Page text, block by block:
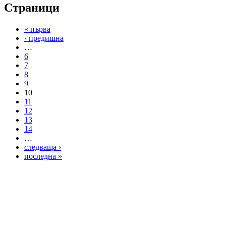
Страници
« първа
‹ предишна
…
6
7
8
9
10
11
12
13
14
…
следваща ›
последна »